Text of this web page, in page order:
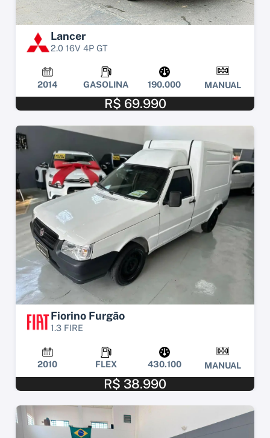
Lancer
2.0 16V 4P GT
2014 GASOLINA 190.000 MANUAL
R$ 69.990
Fiorino Furgão
1.3 FIRE
2010 FLEX 430.100 MANUAL
R$ 38.990